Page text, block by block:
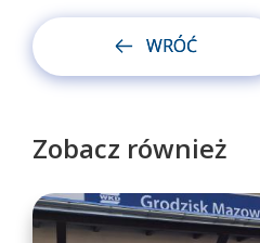
WRÓĆ
Zobacz również